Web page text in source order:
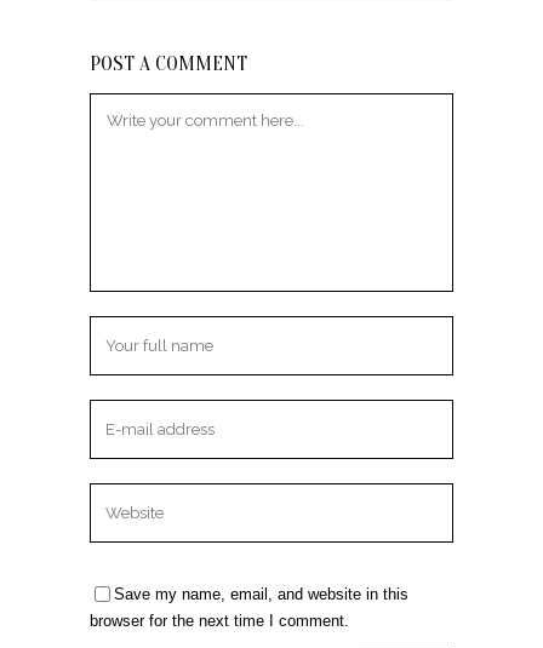
POST A COMMENT
Save my name, email, and website in this
browser for the next time I comment.